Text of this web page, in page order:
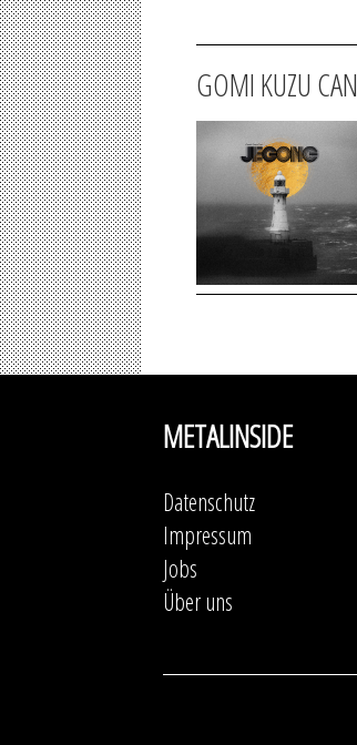
GOMI KUZU CAN
METALINSIDE
Datenschutz
Impressum
Jobs
Über uns